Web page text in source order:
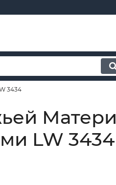
3434
Матери
LW 3434